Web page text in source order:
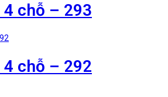
chỗ – 293
chỗ – 292